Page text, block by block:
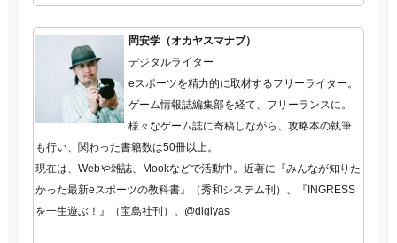
岡安学（オカヤスマナブ）
デジタルライター
eスポーツを精力的に取材するフリーライター。
ゲーム情報誌編集部を経て、フリーランスに。
様々なゲーム誌に寄稿しながら、攻略本の執筆
も行い、関わった書籍数は50冊以上。
現在は、Webや雑誌、Mookなどで活動中。近著に『みんなが知りた
かった最新eスポーツの教科書』（秀和システム刊）、『INGRESS
を一生遊ぶ！』（宝島社刊）。@digiyas